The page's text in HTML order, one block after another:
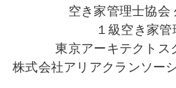
空き家管理士協会
１級空き家
東京アーキテクトス
株式会社アリアクランソ